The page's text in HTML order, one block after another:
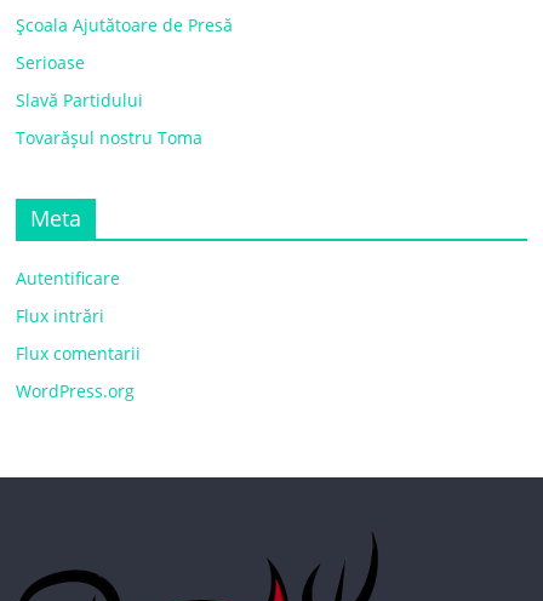
Școala Ajutătoare de Presă
Serioase
Slavă Partidului
Tovarășul nostru Toma
Meta
Autentificare
Flux intrări
Flux comentarii
WordPress.org